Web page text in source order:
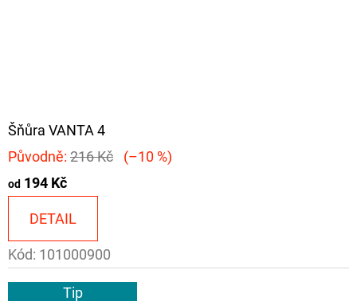
Šňůra VANTA 4
Původně: 216 Kč (–10 %)
od 194 Kč
DETAIL
Kód: 101000900
Tip